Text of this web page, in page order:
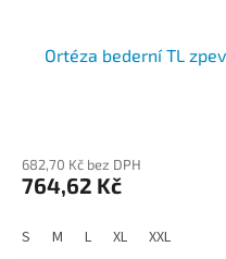
Ortéza bederní TL
682,70 Kč bez DPH
764,62 Kč
S M L XL XXL